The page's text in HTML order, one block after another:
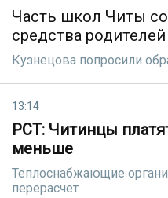
Часть школ Читы
средства
Кузнецова попросили
13:14
РСТ: Читинцы
меньше
Теплоснабжающие
перерасчет